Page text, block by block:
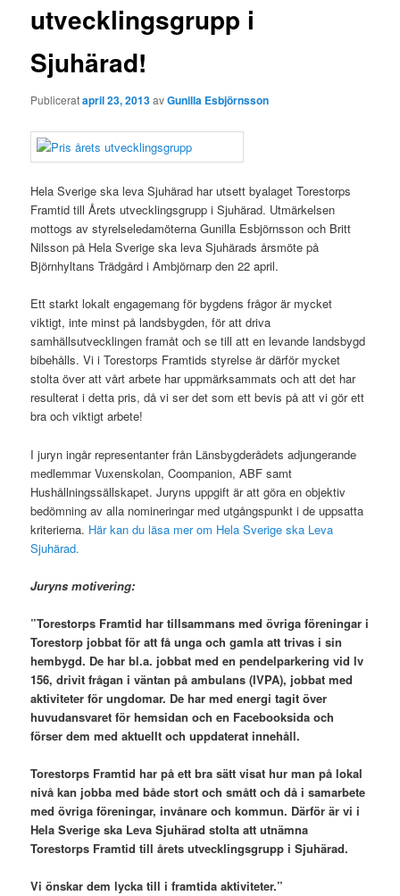
utvecklingsgrupp i
Sjuhärad!
Publiceratapril 23, 2013avGunilla Esbjörnsson
Hela Sverige ska leva Sjuhärad har utsett byalaget Torestorps
Framtid till Årets utvecklingsgrupp i Sjuhärad. Utmärkelsen
mottogs av styrelseledamöterna Gunilla Esbjörnsson och Britt
Nilsson på Hela Sverige ska leva Sjuhärads årsmöte på
Björnhyltans Trädgård i Ambjörnarp den 22 april.
Ett starkt lokalt engagemang för bygdens frågor är mycket
viktigt, inte minst på landsbygden, för att driva
samhällsutvecklingen framåt och se till att en levande landsbygd
bibehålls. Vi i Torestorps Framtids styrelse är därför mycket
stolta över att vårt arbete har uppmärksammats och att det har
resulterat i detta pris, då vi ser det som ett bevis på att vi gör ett
bra och viktigt arbete!
I juryn ingår representanter från Länsbygderådets adjungerande
medlemmar Vuxenskolan, Coompanion, ABF samt
Hushållningssällskapet. Juryns uppgift är att göra en objektiv
bedömning av alla nomineringar med utgångspunkt i de uppsatta
kriterierna. Här kan du läsa mer om Hela Sverige ska Leva
Sjuhärad.
Juryns motivering:
”Torestorps Framtid har tillsammans med övriga föreningar i
Torestorp jobbat för att få unga och gamla att trivas i sin
hembygd. De har bl.a. jobbat med en pendelparkering vid lv
156, drivit frågan i väntan på ambulans (IVPA), jobbat med
aktiviteter för ungdomar. De har med energi tagit över
huvudansvaret för hemsidan och en Facebooksida och
förser dem med aktuellt och uppdaterat innehåll.
Torestorps Framtid har på ett bra sätt visat hur man på lokal
nivå kan jobba med både stort och smått och då i samarbete
med övriga föreningar, invånare och kommun. Därför är vi i
Hela Sverige ska Leva Sjuhärad stolta att utnämna
Torestorps Framtid till årets utvecklingsgrupp i Sjuhärad.
Vi önskar dem lycka till i framtida aktiviteter.”